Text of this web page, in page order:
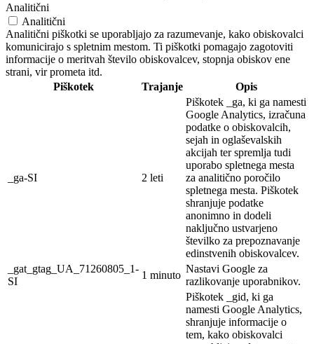
Analitični
Analitični
Analitični piškotki se uporabljajo za razumevanje, kako obiskovalci
komunicirajo s spletnim mestom. Ti piškotki pomagajo zagotoviti
informacije o meritvah število obiskovalcev, stopnja obiskov ene
strani, vir prometa itd.
Piškotek
Trajanje Opis
_ga-SI 2 leti
Piškotek _ga, ki ga namesti
Google Analytics, izračuna
podatke o obiskovalcih,
sejah in oglaševalskih
akcijah ter spremlja tudi
uporabo spletnega mesta
za analitično poročilo
spletnega mesta. Piškotek
shranjuje podatke
anonimno in dodeli
naključno ustvarjeno
številko za prepoznavanje
edinstvenih obiskovalcev.
_gat_gtag_UA_71260805_1-
SI
1 minuto
Nastavi Google za
razlikovanje uporabnikov.
Piškotek _gid, ki ga
namesti Google Analytics,
shranjuje informacije o
tem, kako obiskovalci